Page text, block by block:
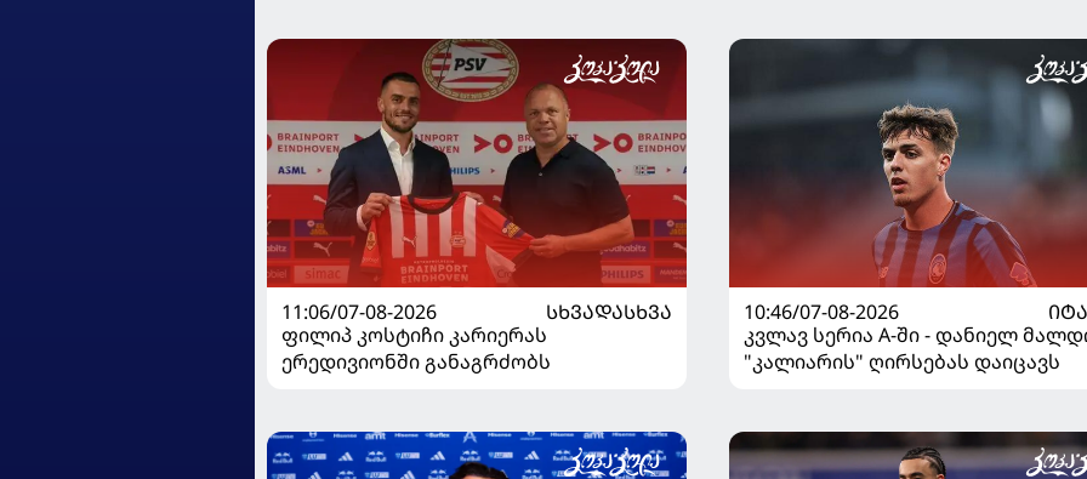
11:06/07-08-2026
ᲡᲮᲕᲐᲓᲐᲡᲮᲕᲐ
ფილიპ კოსტიჩი კარიერას
ერედივიონში განაგრძობს
10:46/07-08-2026
კვლავ სერია A-ში - დანიელ
"კალიარის" ღირსებას დაიცავს